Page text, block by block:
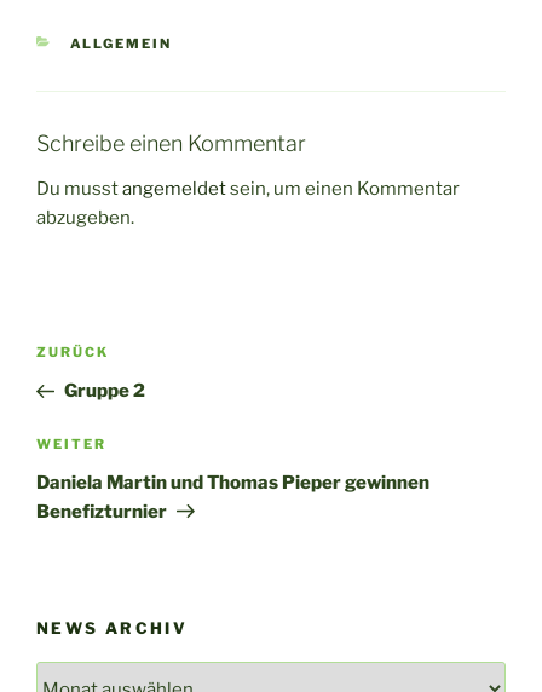
KATEGORIEN
ALLGEMEIN
Schreibe einen Kommentar
Du musstangemeldetsein, um einen Kommentar
abzugeben.
Beitragsnavigation
Vorheriger
Beitrag
ZURÜCK
Gruppe 2
Nächster
Beitrag
WEITER
Daniela Martin und Thomas Pieper gewinnen
Benefizturnier
NEWS ARCHIV